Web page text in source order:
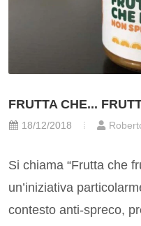
FRUTTA CHE...
18/12/2018
Si chiama “Frutta che
un’iniziativa
contesto anti-spreco,